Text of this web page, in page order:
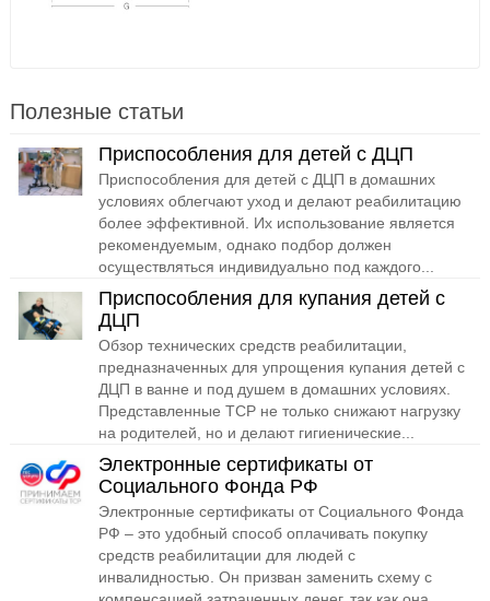
Полезные статьи
Приспособления для детей с ДЦП
Приспособления для детей с ДЦП в домашних
условиях облегчают уход и делают реабилитацию
более эффективной. Их использование является
рекомендуемым, однако подбор должен
осуществляться индивидуально под каждого...
Приспособления для купания детей с
ДЦП
Обзор технических средств реабилитации,
предназначенных для упрощения купания детей с
ДЦП в ванне и под душем в домашних условиях.
Представленные ТСР не только снижают нагрузку
на родителей, но и делают гигиенические...
Электронные сертификаты от
Социального Фонда РФ
Электронные сертификаты от Социального Фонда
РФ – это удобный способ оплачивать покупку
средств реабилитации для людей с
инвалидностью. Он призван заменить схему с